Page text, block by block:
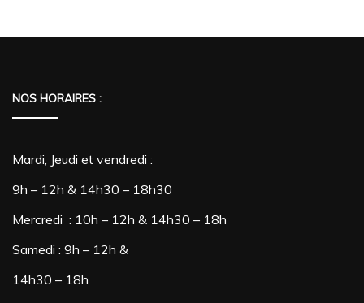
NOS HORAIRES :
Mardi, Jeudi et vendredi :
9h – 12h & 14h30 – 18h30
Mercredi : 10h – 12h & 14h30 – 18h
Samedi : 9h – 12h &
14h30 – 18h